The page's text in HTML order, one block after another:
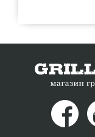
GrillPoint.